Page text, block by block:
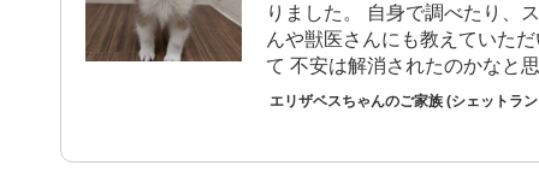
りました。 自身で調べたり、
んや獣医さんにも教えていた
て 不安は解消されたのかなと
エリザベスちゃんのご家族 (シェットラ